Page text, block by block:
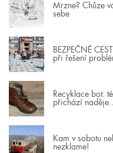
Mrzne? Chůze
sebe
BEZPEČNÉ
při řešení
Recyklace bot:
přichází
Kam v sobotu
nezklame!